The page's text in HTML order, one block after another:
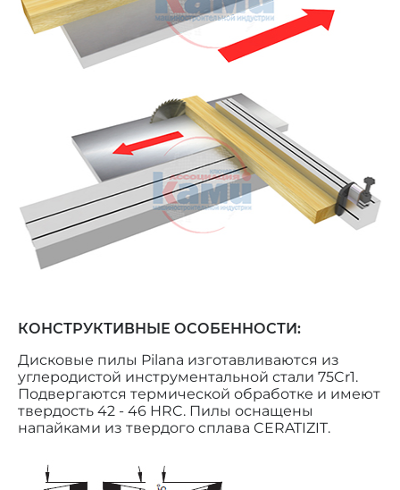
КОНСТРУКТИВНЫЕ ОСОБЕННОСТИ:
Дисковые пилы Pilana изготавливаются из
углеродистой инструментальной стали 75Cr1.
Подвергаются термической обработке и имеют
твердость 42 - 46 HRC. Пилы оснащены
напайками из твердого сплава CERATIZIT.